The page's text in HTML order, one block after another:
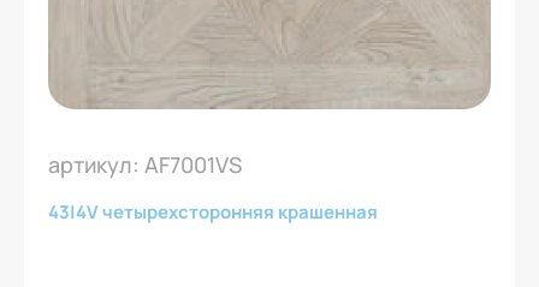
артикул: AF7001VS
43|4V четырехсторонняя крашенная